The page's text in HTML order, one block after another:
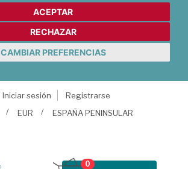
ACEPTAR
RECHAZAR
CAMBIAR PREFERENCIAS
Iniciar sesión
Registrarse
EUR ESPAÑA PENINSULAR
0